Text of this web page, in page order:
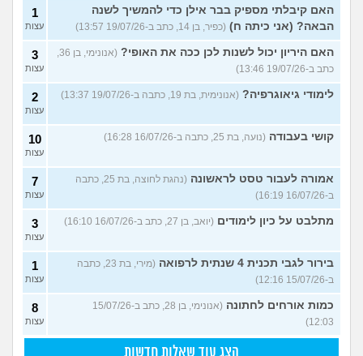
האם קיבלתי מספיק בבר אילן כדי להמשיך לשנה
הבאה? (אני כיתה ח) (כפיר, בן 14, כתב ב-19/07/26 13:57)
1
עצות
האם היריון יכול לשנות לכן ככה את האופי?
(אנונימי, בן 36,
כתב ב-19/07/26 13:46)
3
עצות
לימודי גיאוגרפיה? (אנונימית, בת 19, כתבה ב-19/07/26 13:37) 2
עצות
קושי בעבודה (נועה, בת 25, כתבה ב-16/07/26 16:28) 10
עצות
אמורה לעבור טסט לראשונה
(נהגת לחוצה, בת 25, כתבה
ב-16/07/26 16:19)
7
עצות
מתלבט על כיון לימודים (יואב, בן 27, כתב ב-16/07/26 16:10) 3
עצות
בירור לגבי תכנית 4 שנתית לרפואה
(מירי, בת 23, כתבה
ב-15/07/26 12:16)
1
עצות
כמות אורחים לחתונה
(אנונימי, בן 28, כתב ב-15/07/26
12:03)
8
עצות